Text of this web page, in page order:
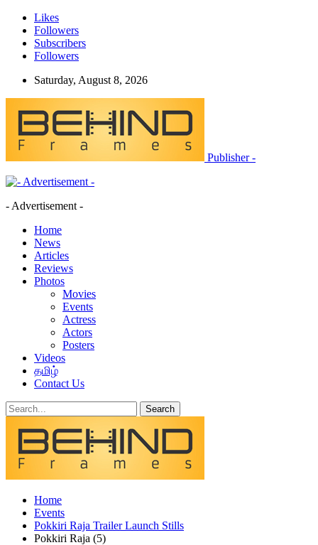
Likes
Followers
Subscribers
Followers
Saturday, August 8, 2026
Publisher -
- Advertisement -
Home
News
Articles
Reviews
Photos
Movies
Events
Actress
Actors
Posters
Videos
தமிழ்
Contact Us
Home
Events
Pokkiri Raja Trailer Launch Stills
Pokkiri Raja (5)